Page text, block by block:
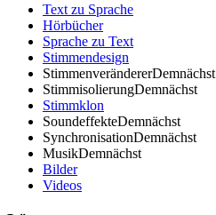
Text zu Sprache
Hörbücher
Sprache zu Text
Stimmendesign
StimmenverändererDemnächst
StimmisolierungDemnächst
Stimmklon
SoundeffekteDemnächst
SynchronisationDemnächst
MusikDemnächst
Bilder
Videos